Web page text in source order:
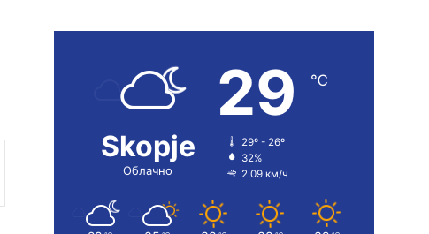
Skopje
Облачно
29 ℃
29º - 26º
32%
2.09 км/ч